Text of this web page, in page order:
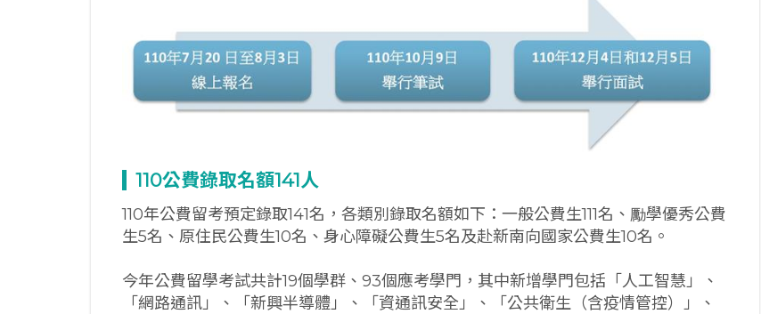
110公費錄取名額141人
110年公費留考預定錄取141名，各類別錄取名額如下：一般公費生111名、勵學優秀公費
生5名、原住民公費生10名、身心障礙公費生5名及赴新南向國家公費生10名。
今年公費留學考試共計19個學群、93個應考學門，其中新增學門包括「人工智慧」、
「網路通訊」、「新興半導體」、「資通訊安全」、「公共衛生（含疫情管控）」、